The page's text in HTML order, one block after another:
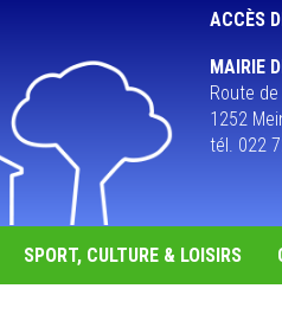
ACCÈS
MAIRIE
Route de
1252
tél. 022
SPORT, CULTURE & LOISIRS